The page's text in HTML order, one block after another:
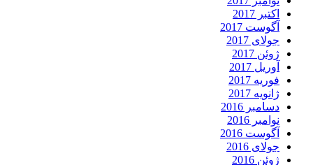
اکتبر 2017
آگوست 2017
جولای 2017
ژوئن 2017
آوریل 2017
فوریه 2017
ژانویه 2017
دسامبر 2016
نوامبر 2016
آگوست 2016
جولای 2016
ژوئن 2016